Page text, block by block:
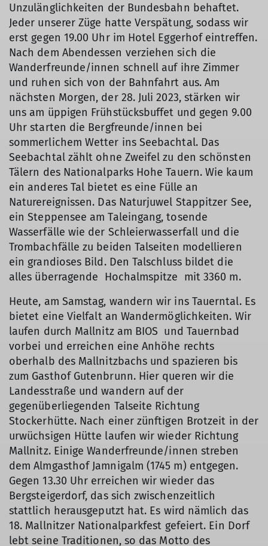
Unzulänglichkeiten der Bundesbahn behaftet.
Jeder unserer Züge hatte Verspätung, sodass wir
erst gegen 19.00 Uhr im Hotel Eggerhof eintreffen.
Nach dem Abendessen verziehen sich die
Wanderfreunde/innen schnell auf ihre Zimmer
und ruhen sich von der Bahnfahrt aus. Am
nächsten Morgen, der 28. Juli 2023, stärken wir
uns am üppigen Frühstücksbuffet und gegen 9.00
Uhr starten die Bergfreunde/innen bei
sommerlichem Wetter ins Seebachtal. Das
Seebachtal zählt ohne Zweifel zu den schönsten
Tälern des Nationalparks Hohe Tauern. Wie kaum
ein anderes Tal bietet es eine Fülle an
Naturereignissen. Das Naturjuwel Stappitzer See,
ein Steppensee am Taleingang, tosende
Wasserfälle wie der Schleierwasserfall und die
Trombachfälle zu beiden Talseiten modellieren
ein grandioses Bild. Den Talschluss bildet die
alles überragende Hochalmspitze mit 3360 m.
Heute, am Samstag, wandern wir ins Tauerntal. Es
bietet eine Vielfalt an Wandermöglichkeiten. Wir
laufen durch Mallnitz am BIOS und Tauernbad
vorbei und erreichen eine Anhöhe rechts
oberhalb des Mallnitzbachs und spazieren bis
zum Gasthof Gutenbrunn. Hier queren wir die
Landesstraße und wandern auf der
gegenüberliegenden Talseite Richtung
Stockerhütte. Nach einer zünftigen Brotzeit in der
urwüchsigen Hütte laufen wir wieder Richtung
Mallnitz. Einige Wanderfreunde/innen streben
dem Almgasthof Jamnigalm (1745 m) entgegen.
Gegen 13.30 Uhr erreichen wir wieder das
Bergsteigerdorf, das sich zwischenzeitlich
stattlich herausgeputzt hat. Es wird nämlich das
18. Mallnitzer Nationalparkfest gefeiert. Ein Dorf
lebt seine Traditionen, so das Motto des